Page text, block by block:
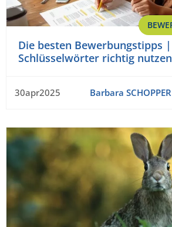
Die besten Bewerbungstipps |
Schlüsselwörter richtig nutzen
30apr2025 Barbara SCHOPPER